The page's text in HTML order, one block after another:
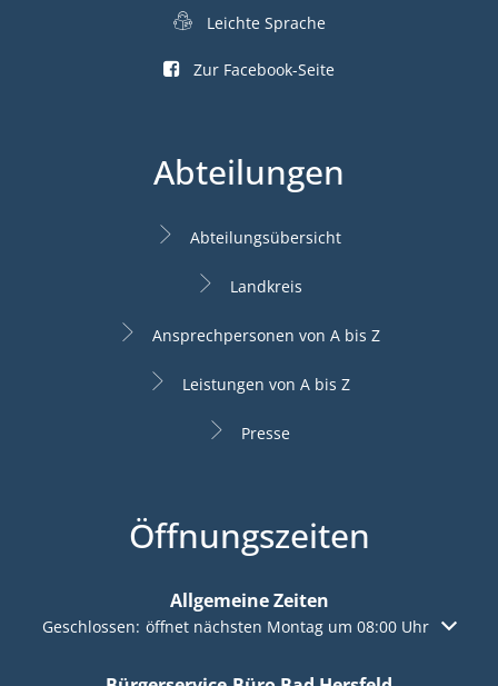
Leichte Sprache
Zur Facebook-Seite
Abteilungen
Abteilungsübersicht
Landkreis
Ansprechpersonen von A bis Z
Leistungen von A bis Z
Presse
Öffnungszeiten
Allgemeine Zeiten
Klicken, um weitere Öffnungs- oder Schließzeiten
Geschlossen: öffnet nächsten Montag um 08:00 Uhr